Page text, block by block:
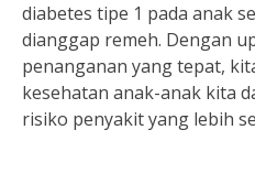
diabetes tipe 1 pada anak
dianggap remeh. Dengan
penanganan yang tepat,
kesehatan anak-anak kita
risiko penyakit yang lebih